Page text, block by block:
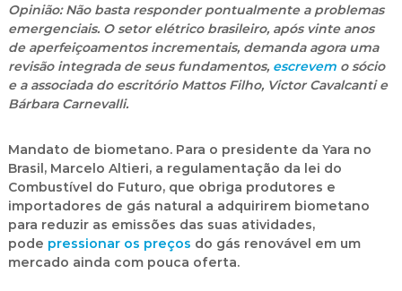
Opinião:Não basta responder pontualmente a problemas
emergenciais. O setor elétrico brasileiro, após vinte anos
de aperfeiçoamentos incrementais, demanda agora uma
revisão integrada de seus fundamentos, escrevemo sócio
e a associada do escritório Mattos Filho, Victor Cavalcanti e
Bárbara Carnevalli.
Mandato de biometano. Para o presidente da Yara no
Brasil, Marcelo Altieri, a regulamentação da lei do
Combustível do Futuro, que obriga produtores e
importadores de gás natural a adquirirem biometano
para reduzir as emissões das suas atividades,
pode pressionar os preços do gás renovável em um
mercado ainda com pouca oferta.